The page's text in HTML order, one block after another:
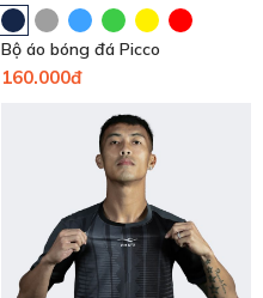
Bộ áo bóng đá Picco
160.000đ